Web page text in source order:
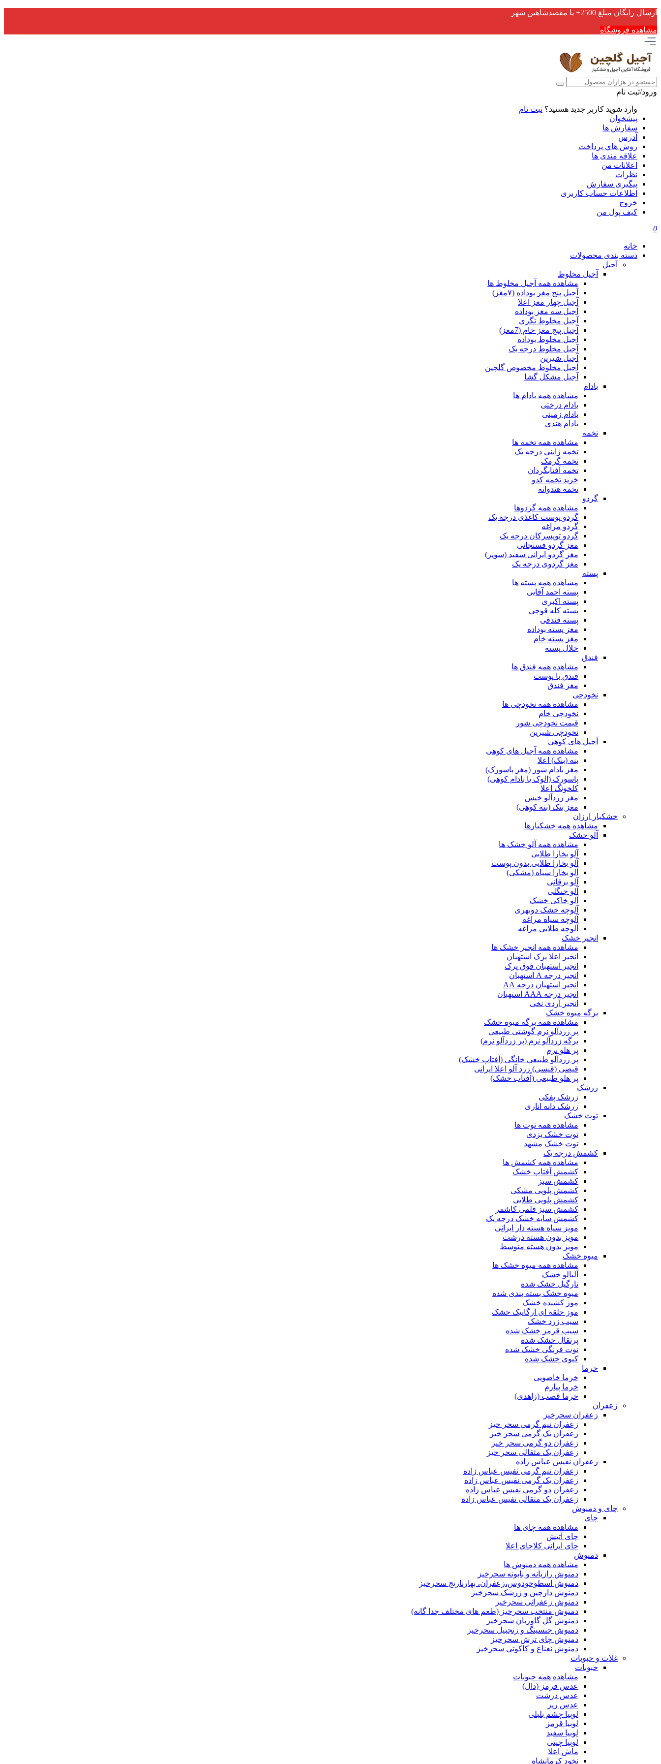
ارسال رایگان مبلغ 2500+ یا مقصدشاهین شهر
مشاهده فروشگاه
ورود/ثبت نام
وارد شوید کاربر جدید هستید؟ ثبت نام
پیشخوان
سفارش ها
آدرس
روش هاي پرداخت
علاقه مندی ها
اعلانات من
نظرات
پیگیری سفارش
اطلاعات حساب كاربری
خروج
کیف پول من
0
خانه
دسته بندی محصولات
آجیل
آجیل مخلوط
مشاهده همه آجیل مخلوط ها
آجیل پنج مغز بوداده (۷مغز)
آجیل چهار مغز اعلا
آجیل سه مغز بوداده
آجیل مخلوط تگری
آجیل پنج مغز خام (7مغز)
آجیل مخلوط بوداده
آجیل مخلوط درجه یک
آجیل شیرین
آجیل مخلوط مخصوص گلچین
آجیل مشکل گشا
بادام
مشاهده همه بادام ها
بادام درختی
بادام زمینی
بادام هندی
تخمه
مشاهده همه تخمه ها
تخمه ژاپنی درجه یک
تخمه گرمک
تخمه آفتابگردان
خرید تخمه کدو
تخمه هندوانه
گردو
مشاهده همه گردوها
گردو پوست کاغذی درجه یک
گردو مراغه
گردو تویسرکان درجه یک
مغز گردو فسنجانی
مغز گردو ایرانی سفید (سوپر)
مغز گردوی درجه یک
پسته
مشاهده همه پسته ها
پسته احمد آقایی
پسته اکبری
پسته کله قوچی
پسته فندقی
مغز پسته بوداده
مغز پسته خام
خلال پسته
فندق
مشاهده همه فندق ها
فندق با پوست
مغز فندق
نخودچی
مشاهده همه نخودچی ها
نخودچی خام
قیمت نخودچی شور
نخودچی شیرین
آجیل های کوهی
مشاهده همه آجیل های کوهی
بنه (بنک) اعلا
مغز بادام شور (مغز پاسورک)
پاسورک (الوک یا بادام کوهی)
کلخونگ اعلا
مغز زردآلو خیس
مغز بنک (بنه کوهی)
خشکبار ارزان
مشاهده همه خشکبارها
آلو خشک
مشاهده همه آلو خشک ها
آلو بخارا طلایی
آلو بخارا طلایی بدون پوست
آلو بخارا سیاه (مشکی)
آلو برقانی
آلو جنگلی
آلو خاکی خشک
آلوچه خشک دوبهری
آلوچه سیاه مراغه
آلوچه طلایی مراغه
انجیر خشک
مشاهده همه انجیر خشک ها
انجیر اعلا پرک استهبان
انجیر استهبان فوق پرک
انجیر درجه A استهبان
انجیر استهبان درجه AA
انجیر درجه AAA استهبان
انجیر آردی نخی
برگه میوه خشک
مشاهده همه برگه میوه خشک
پر زردآلو نرم گوشتی طبیعی
برگه زردآلو نرم (پر زردآلو نرم)
پر هلو نرم
پر زردآلو طبیعی خانگی (آفتاب خشک)
قیصی (قیسی) زرد آلو اعلا ایرانی
پر هلو طبیعی (آفتاب خشک)
زرشک
زرشک پفکی
زرشک دانه اناری
توت خشک
مشاهده همه توت ها
توت خشک یزدی
توت خشک مشهد
کشمش درجه یک
مشاهده همه کشمش ها
کشمش آفتاب خشک
کشمش سبز
کشمش پلویی مشکی
کشمش پلویی طلایی
کشمش سبز قلمی کاشمر
کشمش سایه خشک درجه یک
مویز سیاه هسته دار ایرانی
مویز بدون هسته درشت
مویز بدون هسته متوسط
میوه خشک
مشاهده همه میوه خشک ها
آلبالو خشک
نارگیل خشک شده
میوه خشک بسته بندی شده
موز کشیده خشک
موز حلقه ای ارگانیک خشک
سیب زرد خشک
سیب قرمز خشک شده
پرتقال خشک شده
توت فرنگی خشک شده
کیوی خشک شده
خرما
خرما خاصویی
خرما پیارم
خرما قصب (زاهدی)
زعفران
زعفران سحرخیز
زعفران نیم گرمی سحر خیز
زعفران یک گرمی سحر خیز
زعفران دو گرمی سحر خیز
زعفران یک مثقالی سحر خیز
زعفران نفیس عباس زاده
زعفران نیم گرمی نفیس عباس زاده
زعفران یک گرمی نفیس عباس زاده
زعفران دو گرمی نفیس عباس زاده
زعفران یک مثقالی نفیس عباس زاده
چای و دمنوش
چای
مشاهده همه چای ها
چای آتیش
چای ایرانی کلاچای اعلا
دمنوش
مشاهده همه دمنوش ها
دمنوش رازیانه و بابونه سحرخیز
دمنوش اسطوخودوس،زعفران، بهارنارنج سحرخیز
دمنوش دارچین و زرشک سحرخیز
دمنوش زعفرانی سحرخیز
دمنوش منتخب سحرخیز (طعم های مختلف جدا گانه)
دمنوش گل گاوزبان سحرخیز
دمنوش جنسینگ و زنجبیل سحرخیز
دمنوش چای ترش سحرخیز
دمنوش نعناع و کاکوتی سحرخیز
غلات و حبوبات
حبوبات
مشاهده همه حبوبات
عدس قرمز (دال)
عدس درشت
عدس ریز
لوبیا چشم بلبلی
لوبیا قرمز
لوبیا سفید
لوبیا چیتی
ماش اعلا
نخود کرمانشاه